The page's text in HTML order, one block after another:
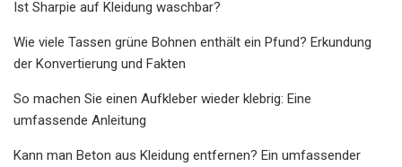
Ist Sharpie auf Kleidung waschbar?
Wie viele Tassen grüne Bohnen enthält ein Pfund? Erkundung
der Konvertierung und Fakten
So machen Sie einen Aufkleber wieder klebrig: Eine
umfassende Anleitung
Kann man Beton aus Kleidung entfernen? Ein umfassender